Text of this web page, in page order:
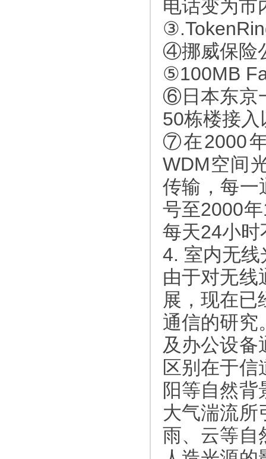
电话变为市
④挪威保险
⑤100MB
⑥日本东京
50栋楼接入
⑦在2000
WDM空间
传输，每一
号至2000
每天24小时
4. 室内无线
由于对无线
展，现在已
通信的研究
及办公设备
区别在于
阳等自然
大气湍流所
雨、云等自